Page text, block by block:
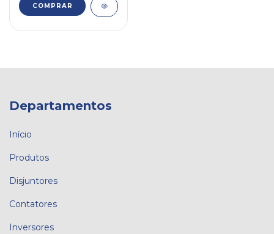
COMPRAR
Departamentos
Início
Produtos
Disjuntores
Contatores
Inversores